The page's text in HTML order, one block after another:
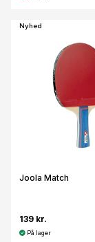
Nyhed
Joola Match
139 kr.
På lager